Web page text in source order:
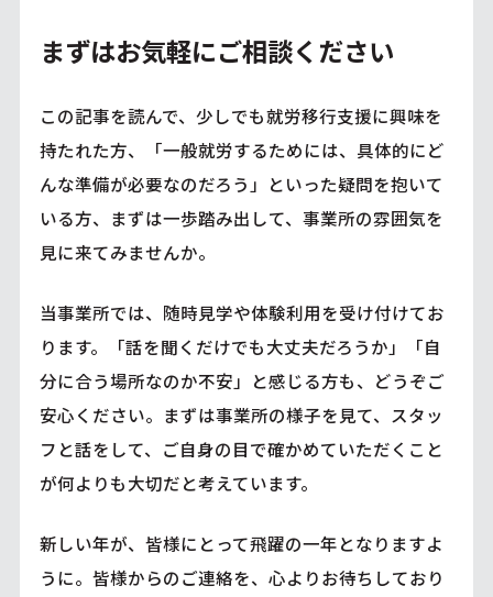
まずはお気軽にご相談ください
この記事を読んで、少しでも就労移行支援に興味を
持たれた方、「一般就労するためには、具体的にど
んな準備が必要なのだろう」といった疑問を抱いて
いる方、まずは一歩踏み出して、事業所の雰囲気を
見に来てみませんか。
当事業所では、随時見学や体験利用を受け付けてお
ります。「話を聞くだけでも大丈夫だろうか」「自
分に合う場所なのか不安」と感じる方も、どうぞご
安心ください。まずは事業所の様子を見て、スタッ
フと話をして、ご自身の目で確かめていただくこと
が何よりも大切だと考えています。
新しい年が、皆様にとって飛躍の一年となりますよ
うに。皆様からのご連絡を、心よりお待ちしており